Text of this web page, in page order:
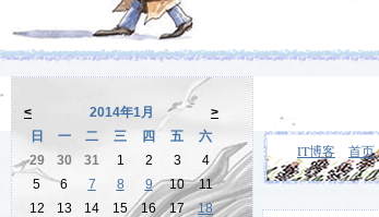
IT博客 首页
< 2014年1月
>
日
一 二 三 四 五
六
29
30 31 1 2 3
4
5
6 7 8 9 10
11
12
13 14 15 16 17
18